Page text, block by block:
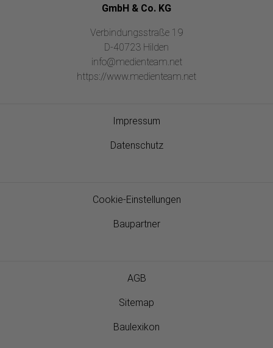
GmbH & Co. KG
Verbindungsstraße 19
D-40723 Hilden
info@medienteam.net
https://www.medienteam.net
Impressum
Datenschutz
Cookie-Einstellungen
Baupartner
AGB
Sitemap
Baulexikon